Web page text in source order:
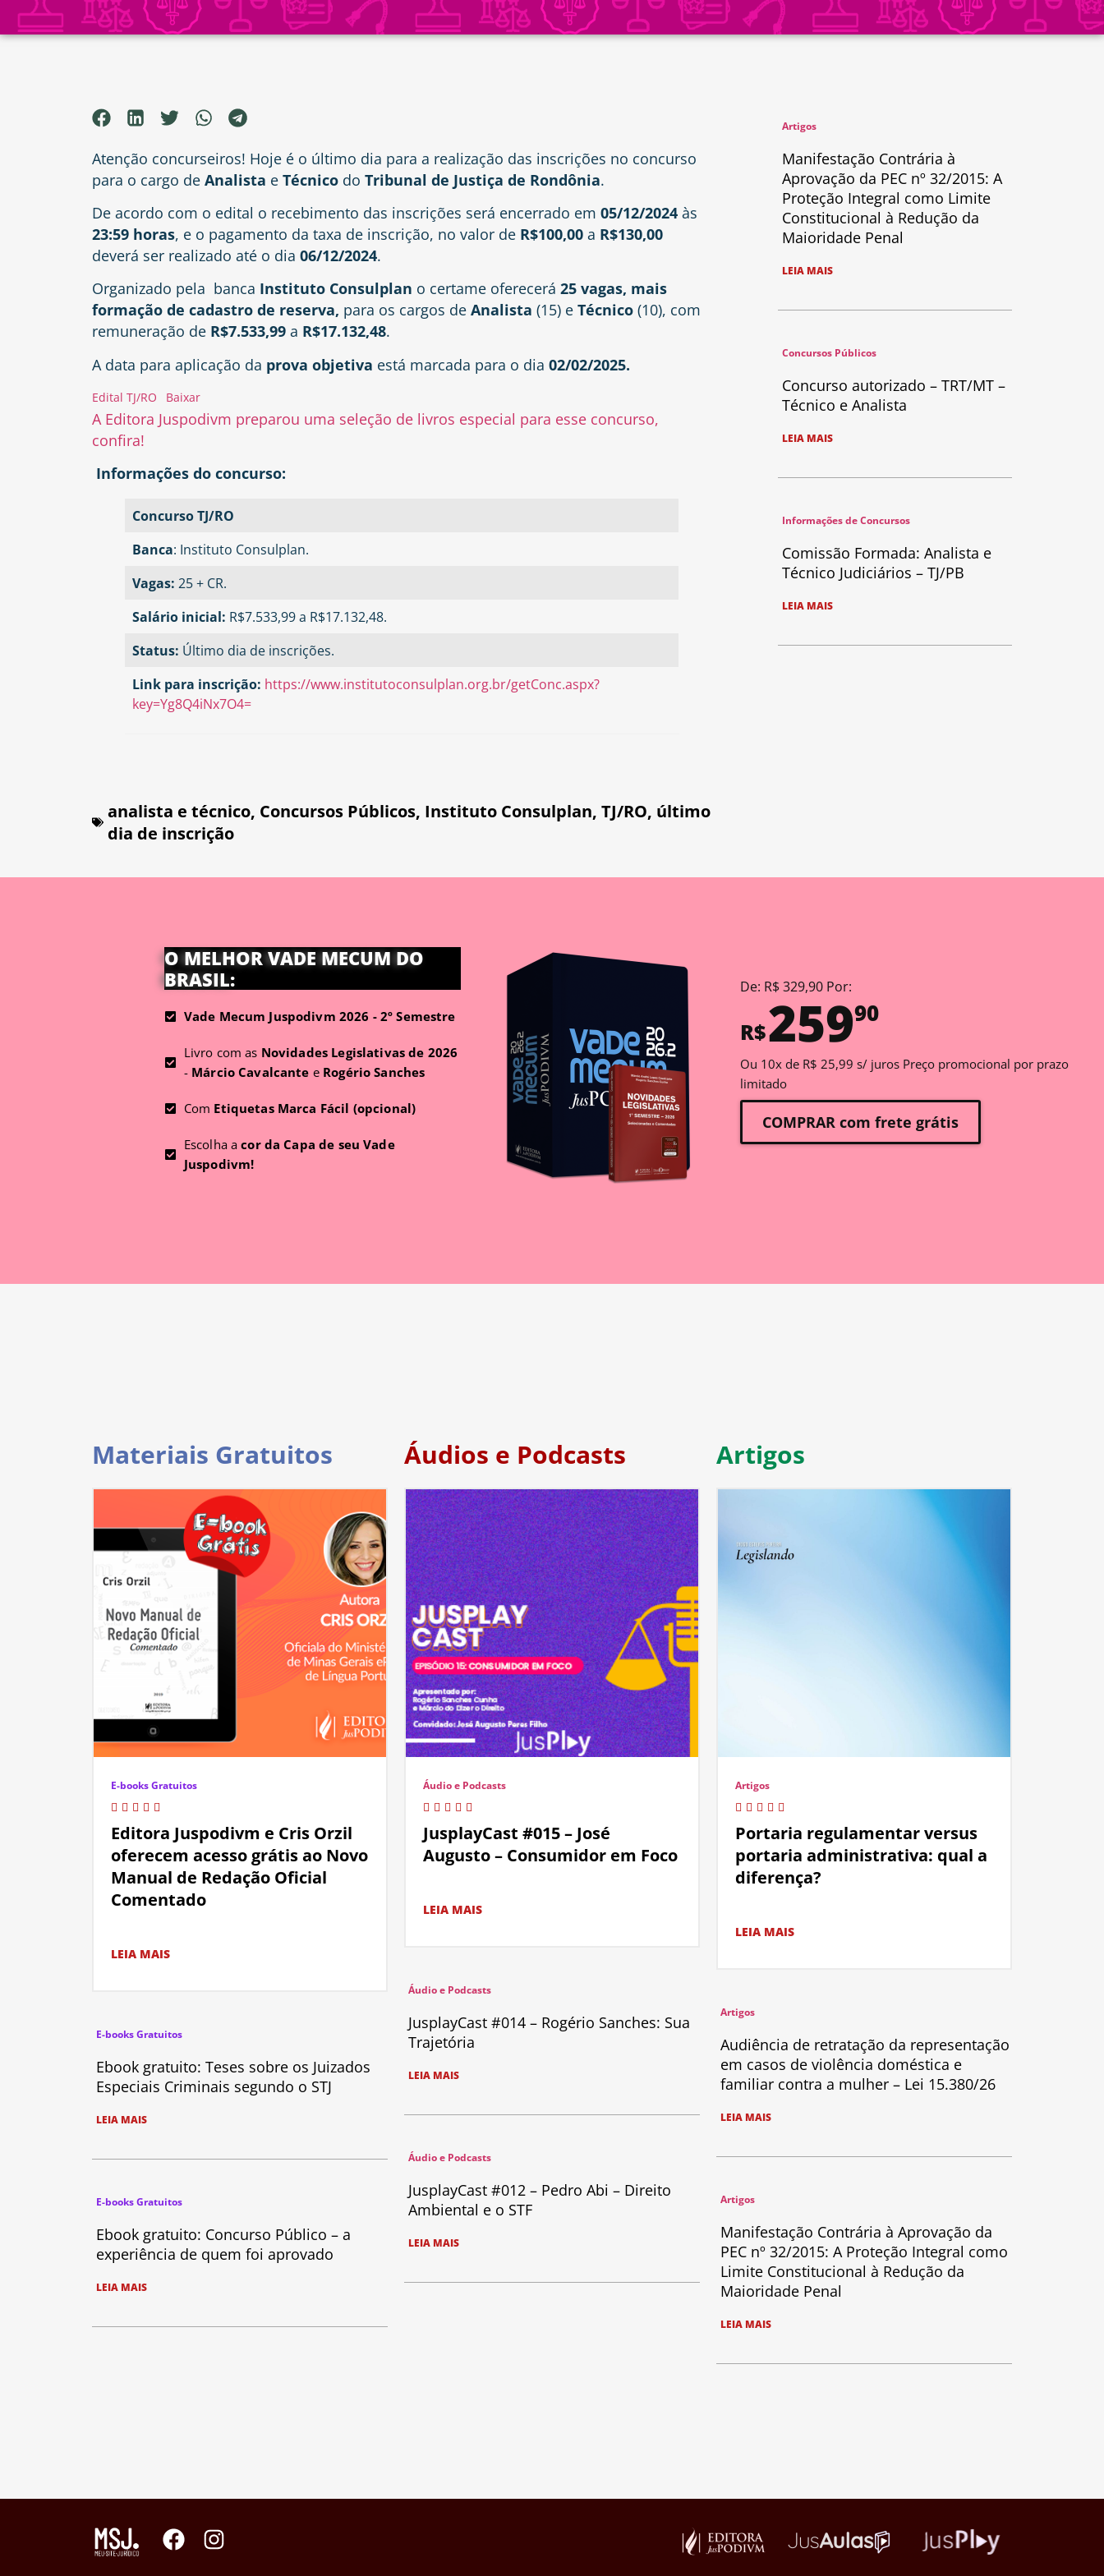
Atenção concurseiros! Hoje é o último dia para a realização das inscrições no concurso
para o cargo de Analista e Técnico do Tribunal de Justiça de Rondônia.
De acordo com o edital o recebimento das inscrições será encerrado em 05/12/2024 às
23:59 horas, e o pagamento da taxa de inscrição, no valor de R$100,00 a R$130,00
deverá ser realizado até o dia 06/12/2024.
Organizado pela banca Instituto Consulplan o certame oferecerá 25 vagas, mais
formação de cadastro de reserva, para os cargos de Analista (15) e Técnico (10), com
remuneração de R$7.533,99 a R$17.132,48.
A data para aplicação da prova objetiva está marcada para o dia 02/02/2025.
Edital TJ/RO Baixar
A Editora Juspodivm preparou uma seleção de livros especial para esse concurso,
confira!
Informações do concurso:
Concurso TJ/RO
Banca: Instituto Consulplan.
Vagas:25 + CR.
Salário inicial: R$7.533,99 a R$17.132,48.
Status: Último dia de inscrições.
Link para inscrição: https://www.institutoconsulplan.org.br/getConc.aspx?
key=Yg8Q4iNx7O4=
analista e técnico, Concursos Públicos, Instituto Consulplan, TJ/RO, último
dia de inscrição
Artigos
Manifestação Contrária à
Aprovação da PEC nº 32/2015: A
Proteção Integral como Limite
Constitucional à Redução da
Maioridade Penal
LEIA MAIS
Concursos Públicos
Concurso autorizado – TRT/MT –
Técnico e Analista
LEIA MAIS
Informações de Concursos
Comissão Formada: Analista e
Técnico Judiciários – TJ/PB
LEIA MAIS
O MELHOR VADE MECUM DO
BRASIL:
Vade Mecum Juspodivm 2026 - 2º Semestre
Livro com as Novidades Legislativas de 2026
- Márcio Cavalcante e Rogério Sanches
Com Etiquetas Marca Fácil (opcional)
Escolha acor da Capa de seu Vade
Juspodivm!
De: R$ 329,90 Por:
R$25990
Ou 10x de R$ 25,99 s/ juros Preço promocional por prazo
limitado
COMPRAR com frete grátis
Materiais Gratuitos
E-books Gratuitos
Editora Juspodivm e Cris Orzil
oferecem acesso grátis ao Novo
Manual de Redação Oficial
Comentado
LEIA MAIS
E-books Gratuitos
Ebook gratuito: Teses sobre os Juizados
Especiais Criminais segundo o STJ
LEIA MAIS
E-books Gratuitos
Ebook gratuito: Concurso Público – a
experiência de quem foi aprovado
LEIA MAIS
Áudios e Podcasts
Áudio e Podcasts
JusplayCast #015 – José
Augusto – Consumidor em Foco
LEIA MAIS
Áudio e Podcasts
JusplayCast #014 – Rogério Sanches: Sua
Trajetória
LEIA MAIS
Áudio e Podcasts
JusplayCast #012 – Pedro Abi – Direito
Ambiental e o STF
LEIA MAIS
Artigos
Artigos
Portaria regulamentar versus
portaria administrativa: qual a
diferença?
LEIA MAIS
Artigos
Audiência de retratação da representação
em casos de violência doméstica e
familiar contra a mulher – Lei 15.380/26
LEIA MAIS
Artigos
Manifestação Contrária à Aprovação da
PEC nº 32/2015: A Proteção Integral como
Limite Constitucional à Redução da
Maioridade Penal
LEIA MAIS